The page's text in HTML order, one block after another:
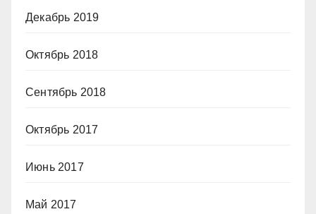
Декабрь 2019
Октябрь 2018
Сентябрь 2018
Октябрь 2017
Июнь 2017
Май 2017